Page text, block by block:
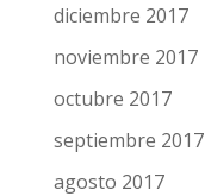
diciembre 2017
noviembre 2017
octubre 2017
septiembre 2017
agosto 2017